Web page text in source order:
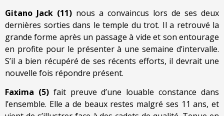
Gitano Jack (11) nous a convaincus lors de ses deux
dernières sorties dans le temple du trot. Il a retrouvé la
grande forme après un passage à vide et son entourage
en profite pour le présenter à une semaine d’intervalle.
S’il a bien récupéré de ses récents efforts, il devrait une
nouvelle fois répondre présent.
Faxima (5) fait preuve d’une louable constance dans
l’ensemble. Elle a de beaux restes malgré ses 11 ans, et